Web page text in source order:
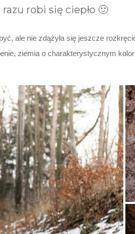
robi się ciepło 🙂
ale nie zdążyła się jeszcze
ziemia o charakterystycznym